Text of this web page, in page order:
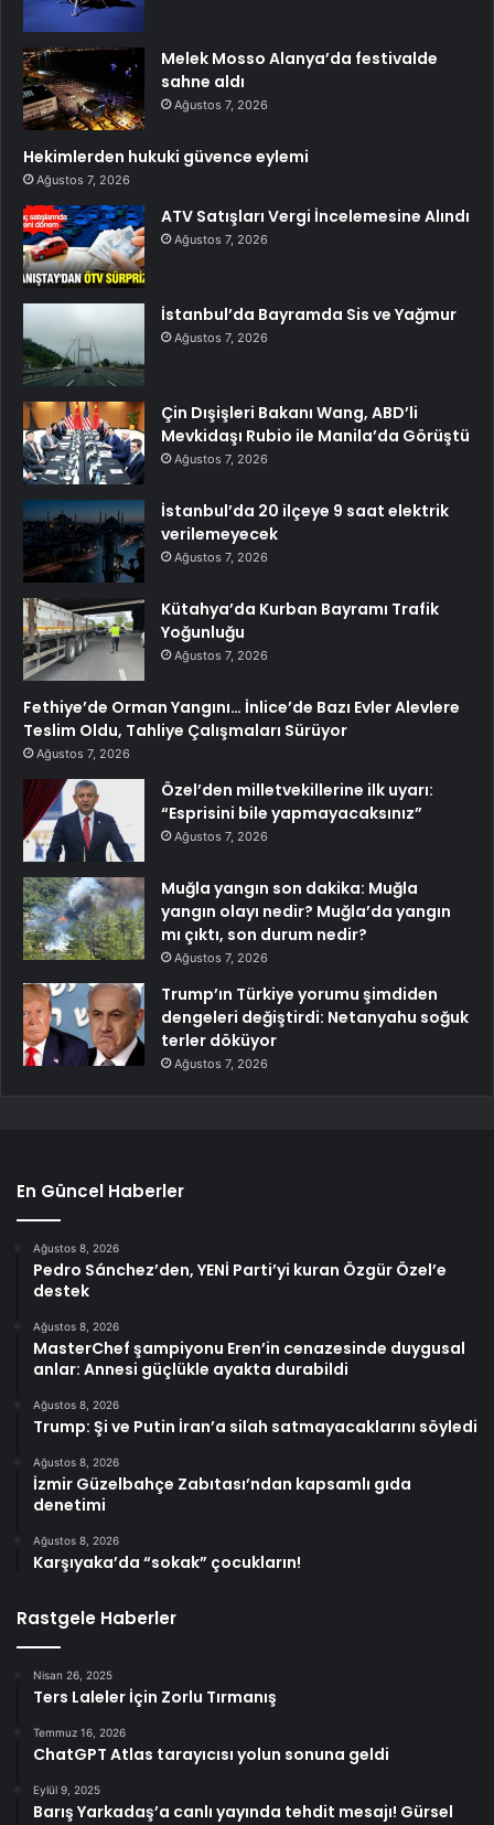
Melek Mosso Alanya’da festivalde
sahne aldı
Ağustos 7, 2026
Hekimlerden hukuki güvence eylemi
Ağustos 7, 2026
ATV Satışları Vergi İncelemesine Alındı
Ağustos 7, 2026
İstanbul’da Bayramda Sis ve Yağmur
Ağustos 7, 2026
Çin Dışişleri Bakanı Wang, ABD’li
Mevkidaşı Rubio ile Manila’da Görüştü
Ağustos 7, 2026
İstanbul’da 20 ilçeye 9 saat elektrik
verilemeyecek
Ağustos 7, 2026
Kütahya’da Kurban Bayramı Trafik
Yoğunluğu
Ağustos 7, 2026
Fethiye’de Orman Yangını… İnlice’de Bazı Evler Alevlere
Teslim Oldu, Tahliye Çalışmaları Sürüyor
Ağustos 7, 2026
Özel’den milletvekillerine ilk uyarı:
“Esprisini bile yapmayacaksınız”
Ağustos 7, 2026
Muğla yangın son dakika: Muğla
yangın olayı nedir? Muğla’da yangın
mı çıktı, son durum nedir?
Ağustos 7, 2026
Trump’ın Türkiye yorumu şimdiden
dengeleri değiştirdi: Netanyahu soğuk
terler döküyor
Ağustos 7, 2026
En Güncel Haberler
Ağustos 8, 2026
Pedro Sánchez’den, YENİ Parti’yi kuran Özgür Özel’e
destek
Ağustos 8, 2026
MasterChef şampiyonu Eren’in cenazesinde duygusal
anlar: Annesi güçlükle ayakta durabildi
Ağustos 8, 2026
Trump: Şi ve Putin İran’a silah satmayacaklarını söyledi
Ağustos 8, 2026
İzmir Güzelbahçe Zabıtası’ndan kapsamlı gıda
denetimi
Ağustos 8, 2026
Karşıyaka’da “sokak” çocukların!
Rastgele Haberler
Nisan 26, 2025
Ters Laleler İçin Zorlu Tırmanış
Temmuz 16, 2026
ChatGPT Atlas tarayıcısı yolun sonuna geldi
Eylül 9, 2025
Barış Yarkadaş’a canlı yayında tehdit mesajı! Gürsel